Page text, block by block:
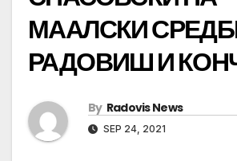
МААЛСКИ
РАДОВИШ И
By Radovis News
SEP 24, 2021